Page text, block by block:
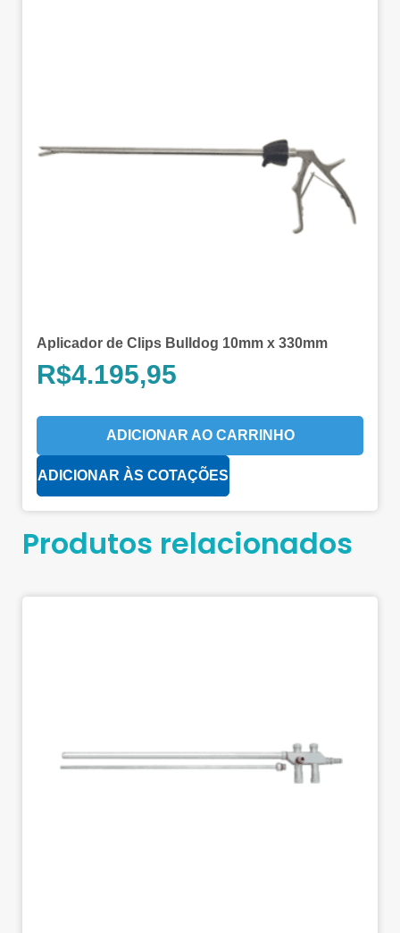
Aplicador de Clips Bulldog 10mm x 330mm
R$4.195,95
ADICIONAR AO CARRINHO
ADICIONAR ÀS COTAÇÕES
Produtos relacionados